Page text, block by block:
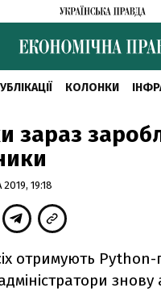
КОЛОНКИ
зараз
19:18
отримують Python-
знову